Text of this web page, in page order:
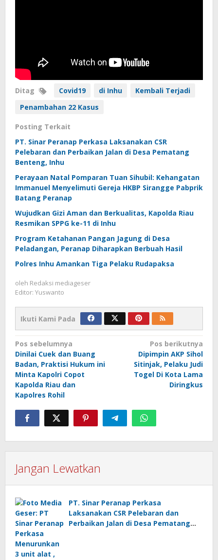
Ditag Covid19 di Inhu
Kembali Terjadi
Penambahan 22 Kasus
Posting Terkait
PT. Sinar Peranap Perkasa Laksanakan CSR
Pelebaran dan Perbaikan Jalan di Desa Pematang
Benteng, Inhu
Perayaan Natal Pomparan Tuan Sihubil: Kehangatan
Immanuel Menyelimuti Gereja HKBP Sirangge Pabprik
Batang Peranap
Wujudkan Gizi Aman dan Berkualitas, Kapolda Riau
Resmikan SPPG ke-11 di Inhu
Program Ketahanan Pangan Jagung di Desa
Peladangan, Peranap Diharapkan Berbuah Hasil
Polres Inhu Amankan Tiga Pelaku Rudapaksa
oleh Redaksi mediageser
Editor: Yuswanto
Ikuti Kami Pada
Navigasi
pos
Pos sebelumnya
Dinilai Cuek dan Buang
Badan, Praktisi Hukum ini
Minta Kapolri Copot
Kapolda Riau dan
Kapolres Rohil
Pos berikutnya
Dipimpin AKP Sihol
Sitinjak, Pelaku Judi
Togel Di Kota Lama
Diringkus
Jangan Lewatkan
PT. Sinar Peranap Perkasa
Laksanakan CSR Pelebaran dan
Perbaikan Jalan di Desa Pematang